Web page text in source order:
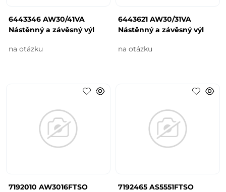
6443346 AW30/41VA
Nástěnný a závěsný výl
na otázku
6443621 AW30/31VA
Nástěnný a závěsný výl
na otázku
7192010 AW3016FTSO
7192465 AS5551FTSO